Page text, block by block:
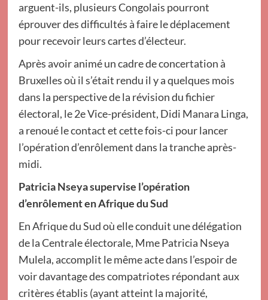
arguent-ils, plusieurs Congolais pourront
éprouver des difficultés à faire le déplacement
pour recevoir leurs cartes d’électeur.
Après avoir animé un cadre de concertation à
Bruxelles où il s’était rendu il y a quelques mois
dans la perspective de la révision du fichier
électoral, le 2e Vice-président, Didi Manara Linga,
a renoué le contact et cette fois-ci pour lancer
l’opération d’enrôlement dans la tranche après-
midi.
Patricia Nseya supervise l’opération
d’enrôlement en Afrique du Sud
En Afrique du Sud où elle conduit une délégation
de la Centrale électorale, Mme Patricia Nseya
Mulela, accomplit le même acte dans l’espoir de
voir davantage des compatriotes répondant aux
critères établis (ayant atteint la majorité,